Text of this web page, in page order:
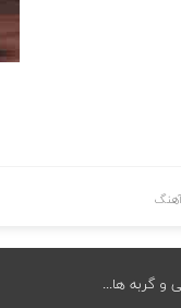
و گربه ها...